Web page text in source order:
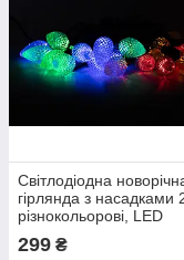
Світлодіодна
гірлянда з насадками
різнокольорові, LED
299 ₴